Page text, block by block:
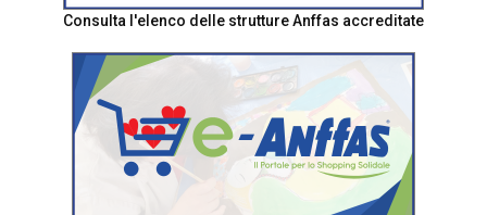
Consulta l'elenco delle strutture Anffas accreditate